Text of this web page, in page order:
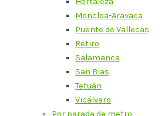
Moncloa-Aravaca
Puente de Vallecas
Retiro
Salamanca
San Blas
Tetuán
Vicálvaro
Por parada de metro